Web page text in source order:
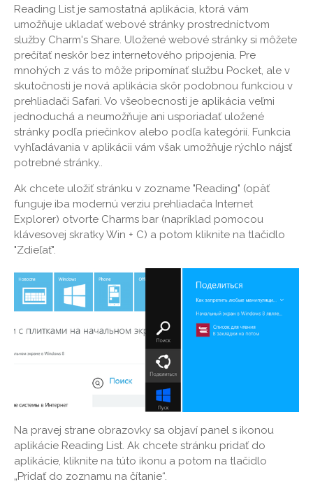
Reading List je samostatná aplikácia, ktorá vám
umožňuje ukladať webové stránky prostredníctvom
služby Charm's Share. Uložené webové stránky si môžete
prečítať neskôr bez internetového pripojenia. Pre
mnohých z vás to môže pripomínať službu Pocket, ale v
skutočnosti je nová aplikácia skôr podobnou funkciou v
prehliadači Safari. Vo všeobecnosti je aplikácia veľmi
jednoduchá a neumožňuje ani usporiadať uložené
stránky podľa priečinkov alebo podľa kategórií. Funkcia
vyhľadávania v aplikácii vám však umožňuje rýchlo nájsť
potrebné stránky..
Ak chcete uložiť stránku v zozname "Reading" (opäť
funguje iba modernú verziu prehliadača Internet
Explorer) otvorte Charms bar (napríklad pomocou
klávesovej skratky Win + C) a potom kliknite na tlačidlo
"Zdieľať".
Na pravej strane obrazovky sa objaví panel s ikonou
aplikácie Reading List. Ak chcete stránku pridať do
aplikácie, kliknite na túto ikonu a potom na tlačidlo
„Pridať do zoznamu na čítanie“.